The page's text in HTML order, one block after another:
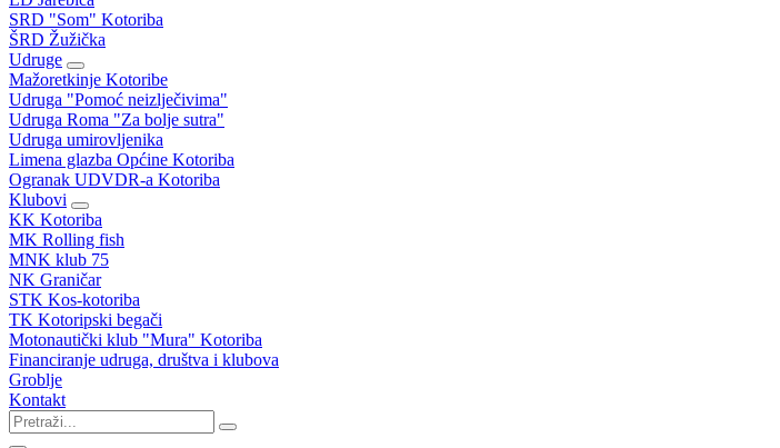
SRD "Som" Kotoriba
ŠRD Žužička
Udruge
Mažoretkinje Kotoribe
Udruga "Pomoć neizlječivima"
Udruga Roma "Za bolje sutra"
Udruga umirovljenika
Limena glazba Općine Kotoriba
Ogranak UDVDR-a Kotoriba
Klubovi
KK Kotoriba
MK Rolling fish
MNK klub 75
NK Graničar
STK Kos-kotoriba
TK Kotoripski begači
Motonautički klub "Mura" Kotoriba
Financiranje udruga, društva i klubova
Groblje
Kontakt